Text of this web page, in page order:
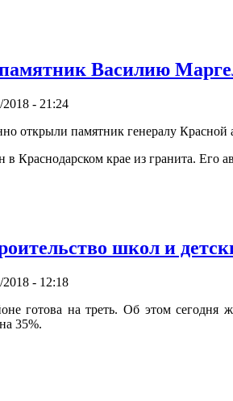
Василию
- 21:24
открыли памятник генералу
в Краснодарском крае из гранита.
школ и
- 12:18
готова на треть. Об этом сегодня
35%.